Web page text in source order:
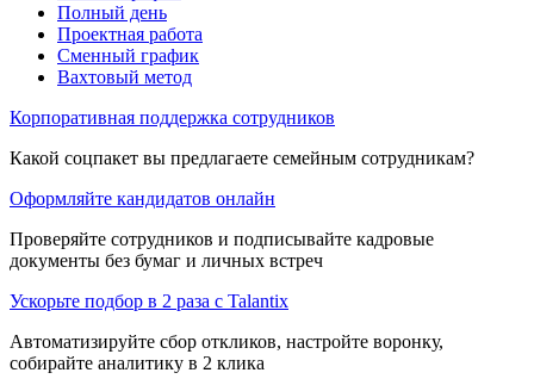
Полный день
Проектная работа
Сменный график
Вахтовый метод
Корпоративная поддержка сотрудников
Какой соцпакет вы предлагаете семейным сотрудникам?
Оформляйте кандидатов онлайн
Проверяйте сотрудников и подписывайте кадровые
документы без бумаг и личных встреч
Ускорьте подбор в 2 раза с Talantix
Автоматизируйте сбор откликов, настройте воронку,
собирайте аналитику в 2 клика